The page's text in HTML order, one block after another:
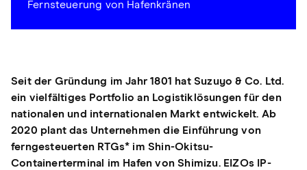
Fernsteuerung von Hafenkränen
Seit der Gründung im Jahr 1801 hat Suzuyo & Co. Ltd.
ein vielfältiges Portfolio an Logistiklösungen für den
nationalen und internationalen Markt entwickelt. Ab
2020 plant das Unternehmen die Einführung von
ferngesteuerten RTGs* im Shin-Okitsu-
Containerterminal im Hafen von Shimizu. EIZOs IP-